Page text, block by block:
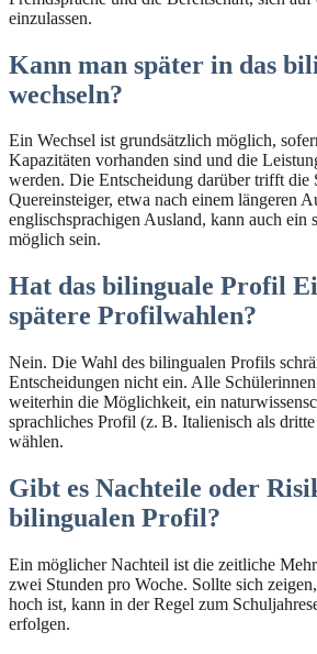
einzulassen.
Kann man später in das
wechseln?
Ein Wechsel ist grundsätzlich möglich,
Kapazitäten vorhanden sind und die
werden. Die Entscheidung darüber trifft die
Quereinsteiger, etwa nach einem längeren
englischsprachigen Ausland, kann auch ein
möglich sein.
Hat das bilinguale Profil
spätere Profilwahlen?
Nein. Die Wahl des bilingualen Profils
Entscheidungen nicht ein. Alle
weiterhin die Möglichkeit, ein
sprachliches Profil (z. B. Italienisch als
wählen.
Gibt es Nachteile oder
bilingualen Profil?
Ein möglicher Nachteil ist die zeitliche
zwei Stunden pro Woche. Sollte sich
hoch ist, kann in der Regel zum
erfolgen.